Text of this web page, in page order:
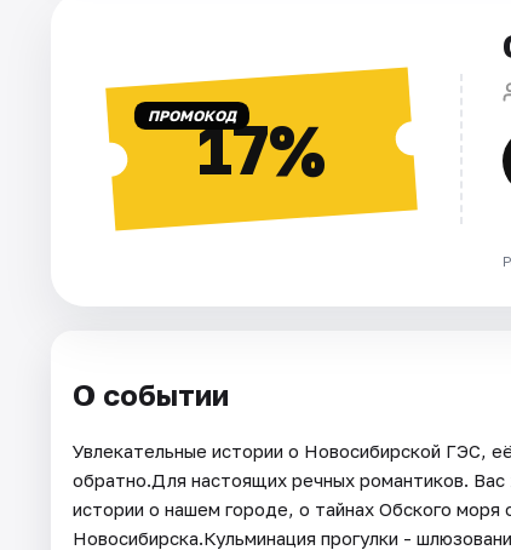
ПРОМОКОД17%
О событии
Увлекательные истории о Новосибирской ГЭС,
обратно.Для настоящих речных романтиков.
истории о нашем городе, о тайнах Обского моря
Новосибирска.Кульминация прогулки -